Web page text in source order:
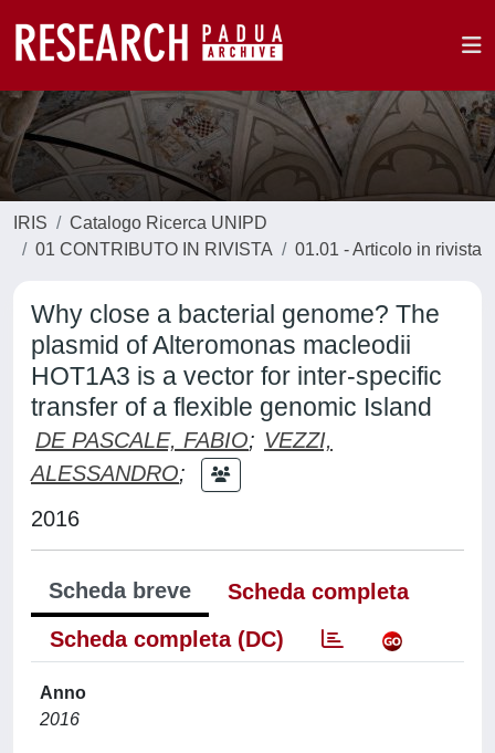
IRIS
Catalogo Ricerca UNIPD
01 CONTRIBUTO IN RIVISTA
01.01 - Articolo in rivista
Why close a bacterial genome? The
plasmid of Alteromonas macleodii
HOT1A3 is a vector for inter-specific
transfer of a flexible genomic Island
DE PASCALE, FABIO; VEZZI,
ALESSANDRO;
2016
Scheda breve
Scheda completa
Scheda completa (DC)
Anno
2016